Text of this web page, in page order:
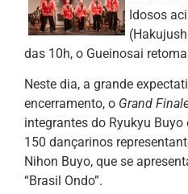
Idosos
das 10h, o Gueinosai
Neste dia, a grande
encerramento, o Grand
integrantes do Ryukyu
150 dançarinos
Nihon Buyo, que se
“Brasil Ondo”.